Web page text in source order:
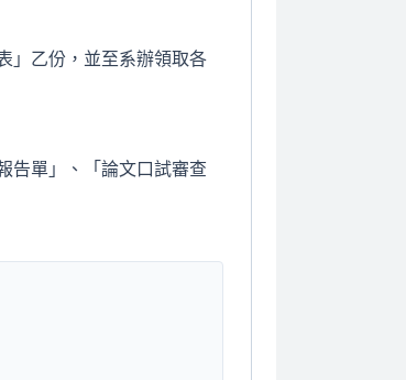
」乙份，並至系辦領取各
告單」、「論文口試審查